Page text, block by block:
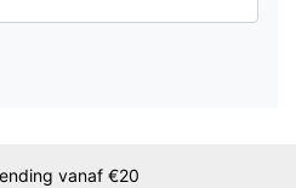
vanaf €20